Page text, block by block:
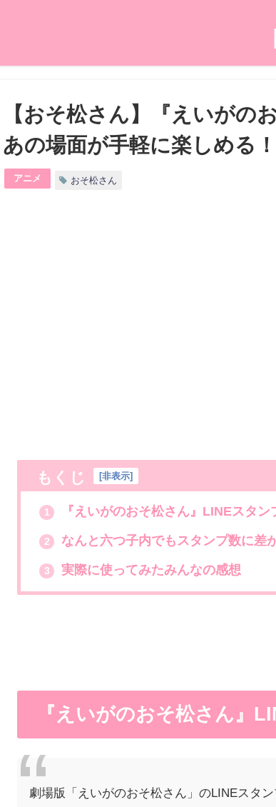
【おそ松さん】『えいがの
あの場面が手軽に楽しめる！
アニメ おそ松さん
もくじ [非表示]
1 『えいがのおそ松さん』LINEスタン
2 なんと六つ子内でもスタンプ数に差
3 実際に使ってみたみんなの感想
『えいがのおそ松さん』
劇場版「えいがのおそ松さん」のLINEスタン